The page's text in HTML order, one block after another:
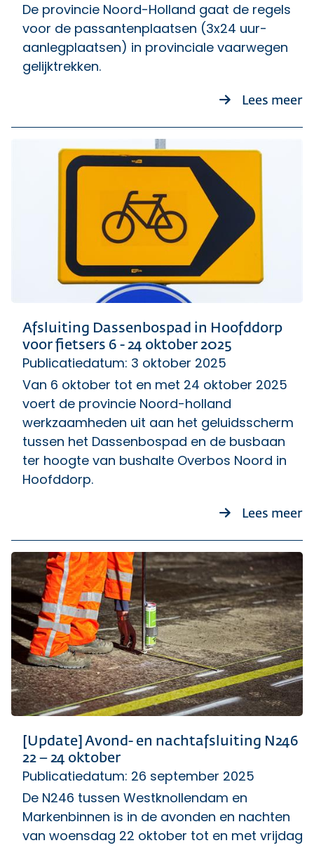
De provincie Noord-Holland gaat de regels
voor de passantenplaatsen (3x24 uur-
aanlegplaatsen) in provinciale vaarwegen
gelijktrekken.
Lees meer
Afsluiting Dassenbospad in Hoofddorp
voor fietsers 6 - 24 oktober 2025
Publicatiedatum: 3 oktober 2025
Van 6 oktober tot en met 24 oktober 2025
voert de provincie Noord-holland
werkzaamheden uit aan het geluidsscherm
tussen het Dassenbospad en de busbaan
ter hoogte van bushalte Overbos Noord in
Hoofddorp.
Lees meer
[Update] Avond- en nachtafsluiting N246
22 – 24 oktober
Publicatiedatum: 26 september 2025
De N246 tussen Westknollendam en
Markenbinnen is in de avonden en nachten
van woensdag 22 oktober tot en met vrijdag